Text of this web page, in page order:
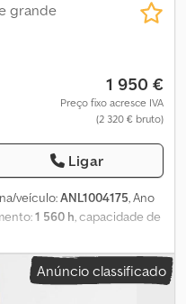
grande
1 950 €
Preço fixo acresce IVA
(2 320 € bruto)
Ligar
veículo:ANL1004175, Ano
1 560 h, capacidade de
da bateria:465 Ah,
de garfos:560 mm,
em vazio:
Anúncio classificado